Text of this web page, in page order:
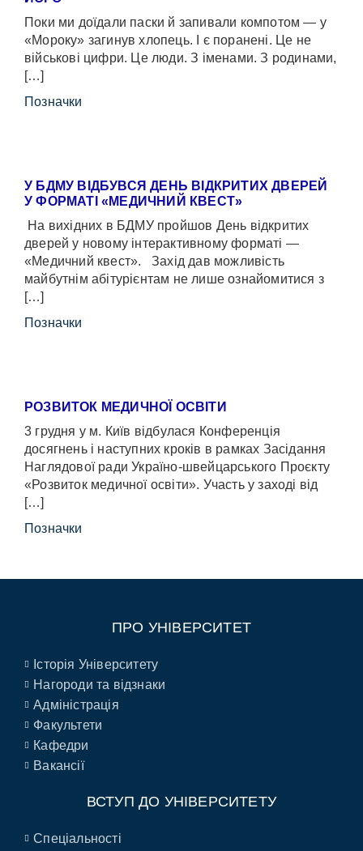
Поки ми доїдали паски й запивали компотом — у
«Мороку» загинув хлопець. І є поранені. Це не
військові цифри. Це люди. З іменами. З родинами,
[…]
Позначки
У БДМУ ВІДБУВСЯ ДЕНЬ ВІДКРИТИХ ДВЕРЕЙ
У ФОРМАТІ «МЕДИЧНИЙ КВЕСТ»
На вихідних в БДМУ пройшов День відкритих
дверей у новому інтерактивному форматі —
«Медичний квест». Захід дав можливість
майбутнім абітурієнтам не лише ознайомитися з
[…]
Позначки
РОЗВИТОК МЕДИЧНОЇ ОСВІТИ
3 грудня у м. Київ відбулася Конференція
досягнень і наступних кроків в рамках Засідання
Наглядової ради Україно-швейцарського Проєкту
«Розвиток медичної освіти». Участь у заході від
[…]
Позначки
ПРО УНІВЕРСИТЕТ
Історія Університету
Нагороди та відзнаки
Адміністрація
Факультети
Кафедри
Вакансії
ВСТУП ДО УНІВЕРСИТЕТУ
Спеціальності